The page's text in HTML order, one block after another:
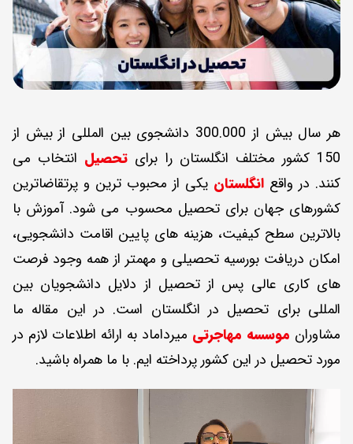
هر سال بیش از 300.000 دانشجوی بین المللی از بیش از
150 کشور مختلف انگلستان را برای
تحصیل انتخاب می
کنند. در واقع انگلستان یکی از محبوب ترین و پرتقاضاترین
کشورهای جهان برای تحصیل محسوب می شود. آموزش با
بالاترین سطح کیفیت، هزینه های پایین اقامت دانشجویی،
امکان دریافت بورسیه تحصیلی و مهمتر از همه وجود فرصت
های کاری عالی پس از تحصیل از دلایل دانشجویان بین
المللی برای تحصیل در انگلستان است. در این مقاله ما
مشاوران موسسه مهاجرتی میرداماد به ارائه اطلاعات لازم در
مورد تحصیل در این کشور پرداخته ایم. با ما همراه باشید.